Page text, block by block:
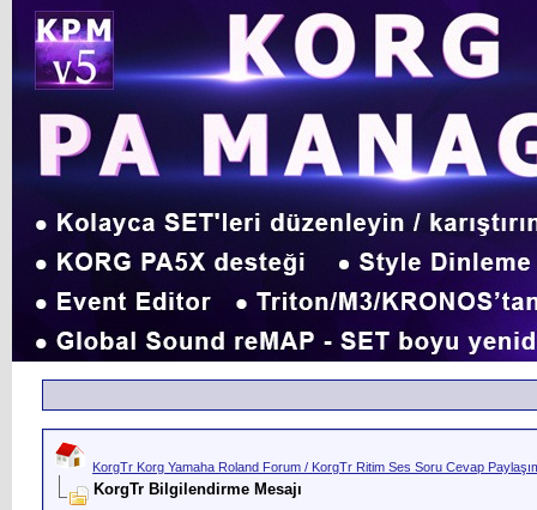
KorgTr Korg Yamaha Roland Forum / KorgTr Ritim Ses Soru Cevap
KorgTr Bilgilendirme Mesajı